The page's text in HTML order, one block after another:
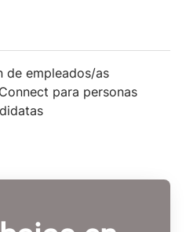
de empleados/as
para personas